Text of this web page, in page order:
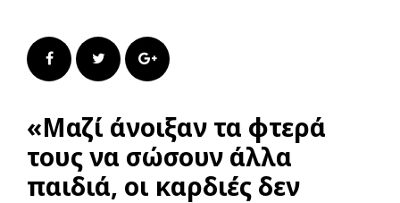
FacebookTwitter Google+
«Μαζί άνοιξαν τα φτερά
τους να σώσουν άλλα
παιδιά, οι καρδιές δεν